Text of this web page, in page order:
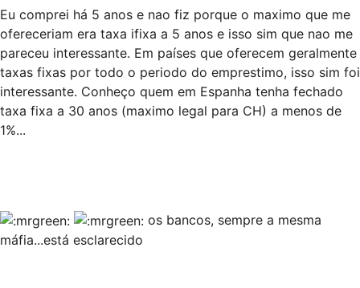
Eu comprei há 5 anos e nao fiz porque o maximo que me
ofereceriam era taxa ifixa a 5 anos e isso sim que nao me
pareceu interessante. Em países que oferecem geralmente
taxas fixas por todo o periodo do emprestimo, isso sim foi
interessante. Conheço quem em Espanha tenha fechado
taxa fixa a 30 anos (maximo legal para CH) a menos de
1%...
os bancos, sempre a mesma
máfia...está esclarecido